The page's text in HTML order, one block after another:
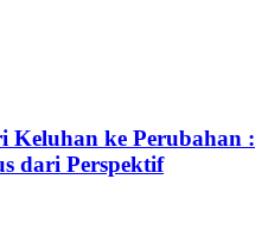
Keluhan ke Perubahan :
dari Perspektif